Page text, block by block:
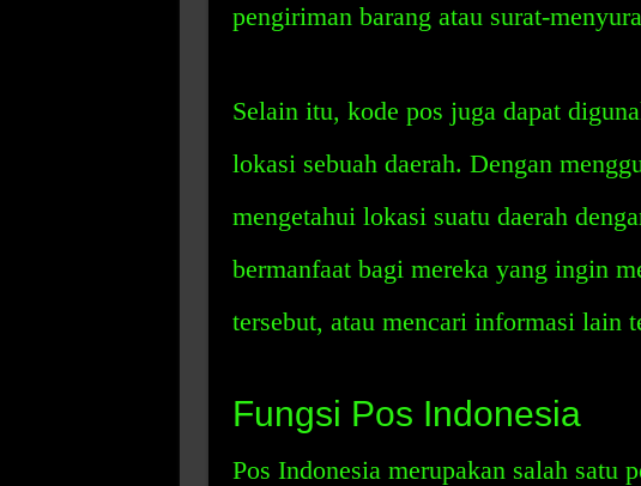
pengiriman barang atau surat-
Selain itu, kode pos juga dapat
lokasi sebuah daerah. Dengan
mengetahui lokasi suatu daerah
bermanfaat bagi mereka yang ingin
tersebut, atau mencari informasi lain
Fungsi Pos Indonesia
Pos Indonesia merupakan salah satu